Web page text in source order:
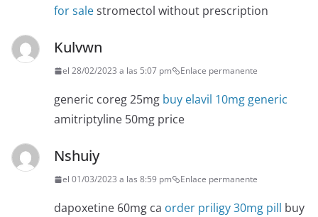
for salestromectol without prescription
Kulvwn
el 28/02/2023 a las 5:07 pm Enlace permanente
generic coreg 25mg buy elavil 10mg generic
amitriptyline 50mg price
Nshuiy
el 01/03/2023 a las 8:59 pm Enlace permanente
dapoxetine 60mg ca order priligy 30mg pill buy